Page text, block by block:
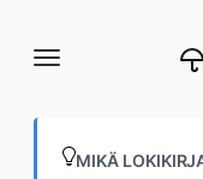
suoraan
MIKÄ